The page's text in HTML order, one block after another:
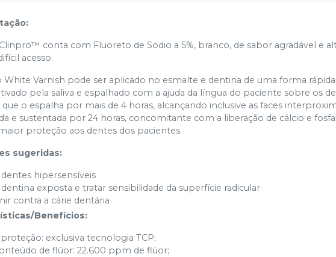
conta com Fluoreto de Sodio a 5%, branco, de sabor agradável e
acesso.
White Varnish pode ser aplicado no esmalte e dentina de uma forma
pela saliva e espalhado com a ajuda da língua do paciente sobre os
que o espalha por mais de 4 horas, alcançando inclusive as faces
e sustentada por 24 horas, concomitante com a liberação de cálcio e
proteção aos dentes dos pacientes.
sugeridas:
dentes hipersensíveis
exposta e tratar sensibilidade da superfície radicular
contra a cárie dentária
Benefícios:
exclusiva tecnologia TCP;
de flúor: 22.600 ppm de flúor;